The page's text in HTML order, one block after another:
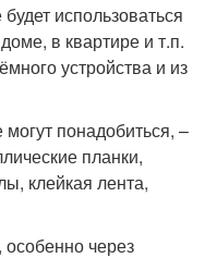
использоваться
в квартире и т.п.
устройства и из
понадобиться, –
планки,
клейкая лента,
через